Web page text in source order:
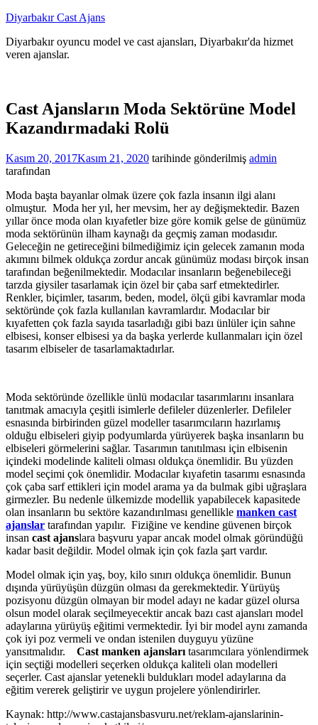
İçeriğe
Diyarbakır Cast Ajans
Diyarbakır oyuncu model ve cast ajansları, Diyarbakır'da hizmet
veren ajanslar.
Cast Ajansların Moda Sektörüne Model
Kazandırmadaki Rolü
Kasım 20, 2017Kasım 21, 2020 tarihinde gönderilmiş admin
tarafından
Moda başta bayanlar olmak üzere çok fazla insanın ilgi alanı
olmuştur. Moda her yıl, her mevsim, her ay değişmektedir. Bazen
yıllar önce moda olan kıyafetler bize göre komik gelse de günümüz
moda sektörünün ilham kaynağı da geçmiş zaman modasıdır.
Geleceğin ne getireceğini bilmediğimiz için gelecek zamanın moda
akımını bilmek oldukça zordur ancak günümüz modası birçok insan
tarafından beğenilmektedir. Modacılar insanların beğenebileceği
tarzda giysiler tasarlamak için özel bir çaba sarf etmektedirler.
Renkler, biçimler, tasarım, beden, model, ölçü gibi kavramlar moda
sektöründe çok fazla kullanılan kavramlardır. Modacılar bir
kıyafetten çok fazla sayıda tasarladığı gibi bazı ünlüler için sahne
elbisesi, konser elbisesi ya da başka yerlerde kullanmaları için özel
tasarım elbiseler de tasarlamaktadırlar.
Moda sektöründe özellikle ünlü modacılar tasarımlarını insanlara
tanıtmak amacıyla çeşitli isimlerle defileler düzenlerler. Defileler
esnasında birbirinden güzel modeller tasarımcıların hazırlamış
olduğu elbiseleri giyip podyumlarda yürüyerek başka insanların bu
elbiseleri görmelerini sağlar. Tasarımın tanıtılması için elbisenin
içindeki modelinde kaliteli olması oldukça önemlidir. Bu yüzden
model seçimi çok önemlidir. Modacılar kıyafetin tasarımı esnasında
çok çaba sarf ettikleri için model arama ya da bulmak gibi uğraşlara
girmezler. Bu nedenle ülkemizde modellik yapabilecek kapasitede
olan insanların bu sektöre kazandırılması genellikle manken cast
ajanslar tarafından yapılır. Fiziğine ve kendine güvenen birçok
insan cast ajanslara başvuru yapar ancak model olmak göründüğü
kadar basit değildir. Model olmak için çok fazla şart vardır.
Model olmak için yaş, boy, kilo sınırı oldukça önemlidir. Bunun
dışında yürüyüşün düzgün olması da gerekmektedir. Yürüyüş
pozisyonu düzgün olmayan bir model adayı ne kadar güzel olursa
olsun model olarak seçilmeyecektir ancak bazı cast ajansları model
adaylarına yürüyüş eğitimi vermektedir. İyi bir model aynı zamanda
çok iyi poz vermeli ve ondan istenilen duyguyu yüzüne
yansıtmalıdır. Cast manken ajansları tasarımcılara yönlendirmek
için seçtiği modelleri seçerken oldukça kaliteli olan modelleri
seçerler. Cast ajanslar yetenekli buldukları model adaylarına da
eğitim vererek geliştirir ve uygun projelere yönlendirirler.
Kaynak: http://www.castajansbasvuru.net/reklam-ajanslarinin-